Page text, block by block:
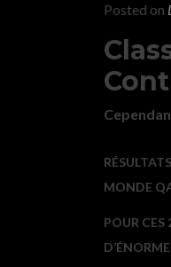
Posted on
MONDE
POUR CES